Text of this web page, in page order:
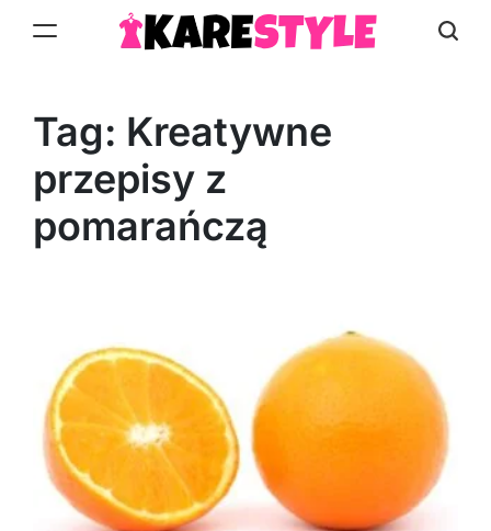
Tag: Kreatywne
przepisy z
pomarańczą